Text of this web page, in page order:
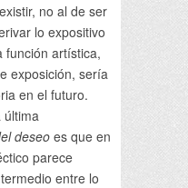
no al de ser
lo expositivo
función artística,
exposición, sería
en el futuro.
última
deseoes que en
parece
entre lo